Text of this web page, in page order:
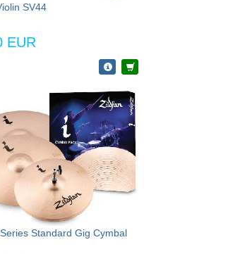
SV44
EUR
Standard Gig Cymbal